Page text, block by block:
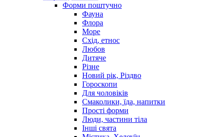
Форми поштучно
Фауна
Флора
Море
Схід, етнос
Любов
Дитяче
Різне
Новий рік, Різдво
Гороскопи
Для чоловіків
Смаколики, їда, напитки
Прості форми
Люди, частини тіла
Інші свята